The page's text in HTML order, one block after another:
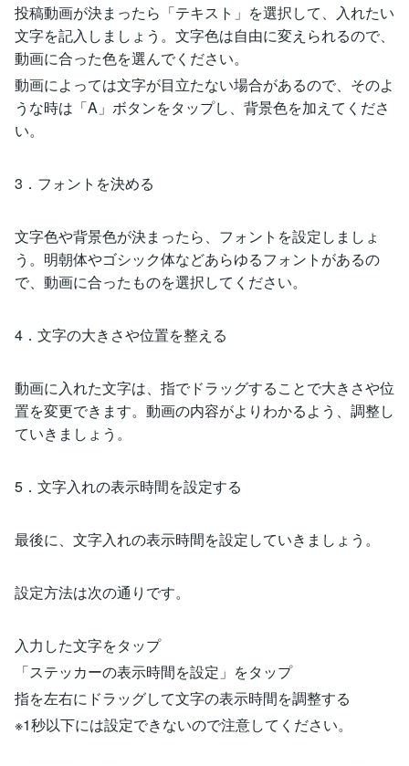
投稿動画が決まったら「テキスト」を選択して、入れたい
文字を記入しましょう。文字色は自由に変えられるので、
動画に合った色を選んでください。
動画によっては文字が目立たない場合があるので、そのよ
うな時は「A」ボタンをタップし、背景色を加えてくださ
い。
3．フォントを決める
文字色や背景色が決まったら、フォントを設定しましょ
う。明朝体やゴシック体などあらゆるフォントがあるの
で、動画に合ったものを選択してください。
4．文字の大きさや位置を整える
動画に入れた文字は、指でドラッグすることで大きさや位
置を変更できます。動画の内容がよりわかるよう、調整し
ていきましょう。
5．文字入れの表示時間を設定する
最後に、文字入れの表示時間を設定していきましょう。
設定方法は次の通りです。
入力した文字をタップ
「ステッカーの表示時間を設定」をタップ
指を左右にドラッグして文字の表示時間を調整する
※1秒以下には設定できないので注意してください。